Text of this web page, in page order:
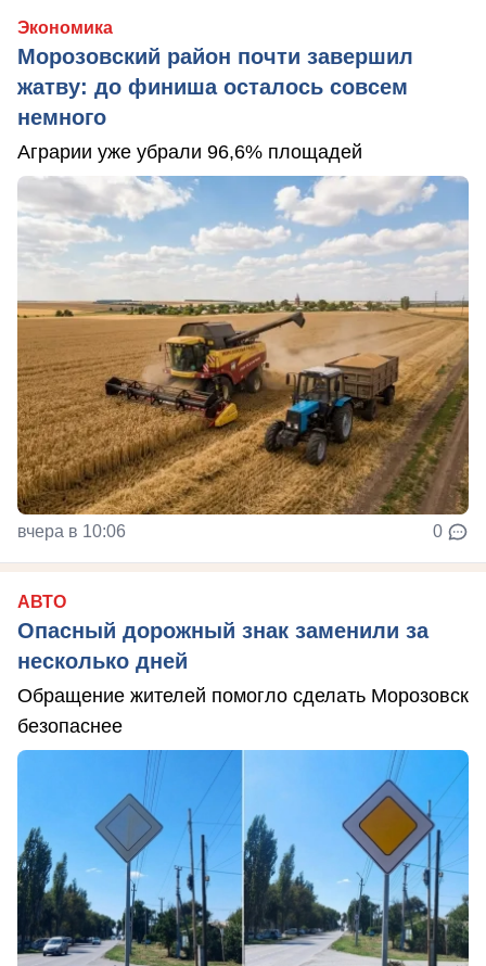
Экономика
Морозовский район почти завершил
жатву: до финиша осталось совсем
немного
Аграрии уже убрали 96,6% площадей
вчера в 10:06 0
АВТО
Опасный дорожный знак заменили за
несколько дней
Обращение жителей помогло сделать Морозовск
безопаснее